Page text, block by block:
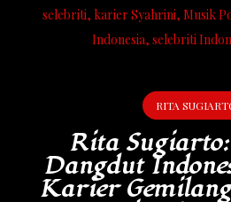
selebriti karier Syahrini Musik
Indonesia selebriti
RITA
Rita Sugiarto:
Dangdut
Karier